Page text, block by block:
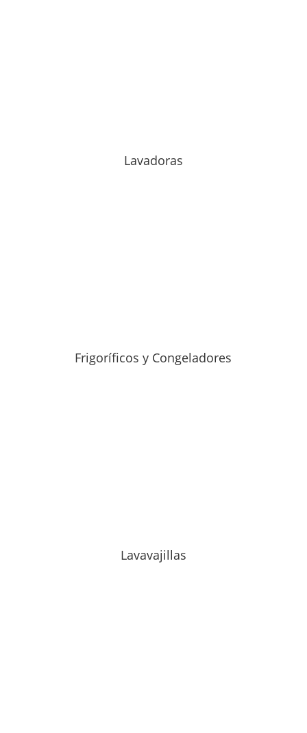
Lavadoras
Frigoríficos y Congeladores
Lavavajillas